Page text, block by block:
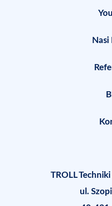
Nasi
TROLL
ul.